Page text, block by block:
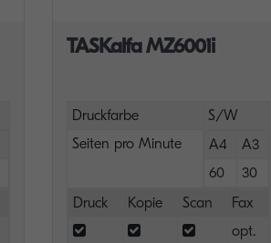
TASKalfa MZ6001i
Druckfarbe
S/W
Seiten pro Minute
A4
A3
60
30
Druck
Kopie Scan
Fax
opt.